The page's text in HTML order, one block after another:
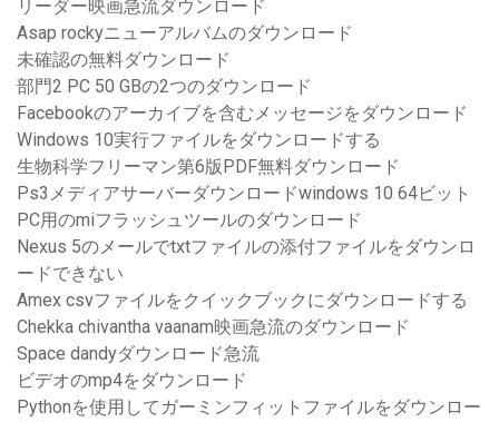
リーダー映画急流ダウンロード
Asap rockyニューアルバムのダウンロード
未確認の無料ダウンロード
部門2 PC 50 GBの2つのダウンロード
Facebookのアーカイブを含むメッセージをダウンロード
Windows 10実行ファイルをダウンロードする
生物科学フリーマン第6版PDF無料ダウンロード
Ps3メディアサーバーダウンロードwindows 10 64ビット
PC用のmiフラッシュツールのダウンロード
Nexus 5のメールでtxtファイルの添付ファイルをダウンロ
ードできない
Amex csvファイルをクイックブックにダウンロードする
Chekka chivantha vaanam映画急流のダウンロード
Space dandyダウンロード急流
ビデオのmp4をダウンロード
Pythonを使用してガーミンフィットファイルをダウンロー